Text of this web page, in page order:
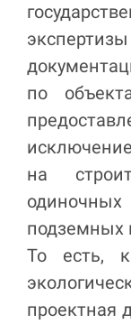
по
на
подземных
То есть, к
проектная